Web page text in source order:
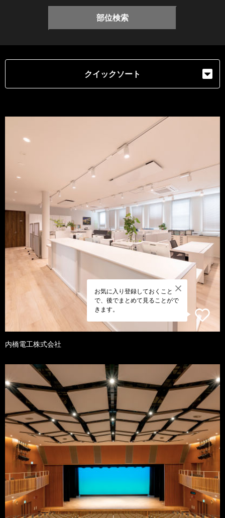
部位検索
クイックソート
お気に入り登録しておくこと
で、後でまとめて見ることがで
きます。
内橋電工株式会社